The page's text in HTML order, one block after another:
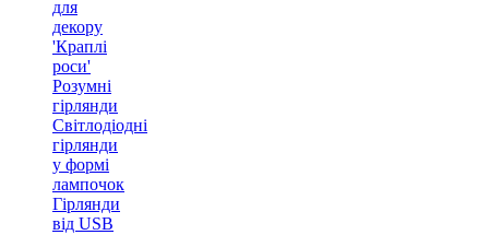
для
декору
'Краплі
роси'
Розумні
гірлянди
Світлодіодні
гірлянди
у формі
лампочок
Гірлянди
від USB